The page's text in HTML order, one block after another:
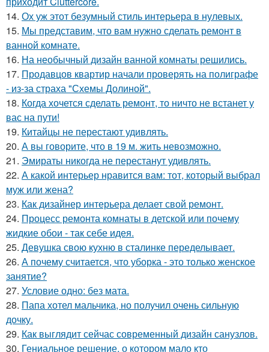
14. Ох уж этот безумный стиль интерьера в нулевых.
15. Мы представим, что вам нужно сделать ремонт в
ванной комнате.
16. На необычный дизайн ванной комнаты решились.
17. Продавцов квартир начали проверять на полиграфе
- из-за страха "Схемы Долиной".
18. Когда хочется сделать ремонт, то ничто не встанет у
вас на пути!
19. Китайцы не перестают удивлять.
20. А вы говорите, что в 19 м. жить невозможно.
21. Эмираты никогда не перестанут удивлять.
22. А какой интерьер нравится вам: тот, который выбрал
муж или жена?
23. Как дизайнер интерьера делает свой ремонт.
24. Процесс ремонта комнаты в детской или почему
жидкие обои - так себе идея.
25. Девушка свою кухню в сталинке переделывает.
26. А почему считается, что уборка - это только женское
занятие?
27. Условие одно: без мата.
28. Папа хотел мальчика, но получил очень сильную
дочку.
29. Как выглядит сейчас современный дизайн санузлов.
30. Гениальное решение, о котором мало кто